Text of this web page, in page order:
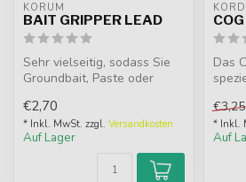
KORUM
BAIT GRIPPER LEAD
Sehr vielseitig, sodass Sie
Groundbait, Paste oder
gena...
€2,70
* Inkl. MwSt. zzgl. Versandkosten
Auf Lager
Das
€3,25
* Inkl.
Auf